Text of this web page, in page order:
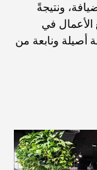
القهوة وأسلوب
لعام 2026
الشامل
ونتيجةً
في
أصيلة ونابعة من